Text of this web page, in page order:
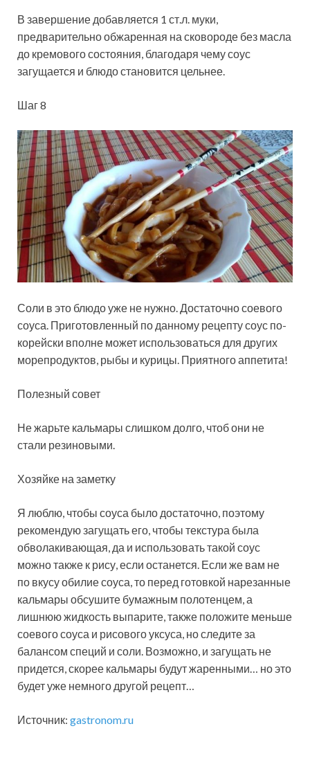
В завершение добавляется 1 ст.л. муки,
предварительно обжаренная на сковороде без масла
до кремового состояния, благодаря чему соус
загущается и блюдо становится цельнее.
Шаг 8
Соли в это блюдо уже не нужно. Достаточно соевого
соуса. Приготовленный по данному рецепту соус по-
корейски вполне может использоваться для других
морепродуктов, рыбы и курицы. Приятного аппетита!
Полезный совет
Не жарьте кальмары слишком долго, чтоб они не
стали резиновыми.
Хозяйке на заметку
Я люблю, чтобы соуса было достаточно, поэтому
рекомендую загущать его, чтобы текстура была
обволакивающая, да и использовать такой соус
можно также к рису, если останется. Если же вам не
по вкусу обилие соуса, то перед готовкой нарезанные
кальмары обсушите бумажным полотенцем, а
лишнюю жидкость выпарите, также положите меньше
соевого соуса и рисового уксуса, но следите за
балансом специй и соли. Возможно, и загущать не
придется, скорее кальмары будут жаренными… но это
будет уже немного другой рецепт…
Источник: gastronom.ru